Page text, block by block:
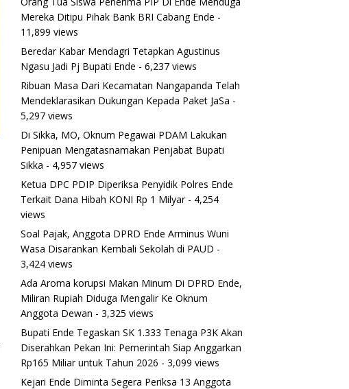
Mereka Ditipu Pihak Bank BRI Cabang Ende -
11,899 views
Beredar Kabar Mendagri Tetapkan Agustinus
Ngasu Jadi Pj Bupati Ende - 6,237 views
Ribuan Masa Dari Kecamatan Nangapanda Telah
Mendeklarasikan Dukungan Kepada Paket JaSa -
5,297 views
Di Sikka, MO, Oknum Pegawai PDAM Lakukan
Penipuan Mengatasnamakan Penjabat Bupati
Sikka - 4,957 views
Ketua DPC PDIP Diperiksa Penyidik Polres Ende
Terkait Dana Hibah KONI Rp 1 Milyar- 4,254
views
Soal Pajak, Anggota DPRD Ende Arminus Wuni
Wasa Disarankan Kembali Sekolah di PAUD -
3,424 views
Ada Aroma korupsi Makan Minum Di DPRD Ende,
Miliran Rupiah Diduga Mengalir Ke Oknum
Anggota Dewan - 3,325 views
Bupati Ende Tegaskan SK 1.333 Tenaga P3K Akan
Diserahkan Pekan Ini: Pemerintah Siap Anggarkan
Rp165 Miliar untuk Tahun 2026 - 3,099 views
Kejari Ende Diminta Segera Periksa 13 Anggota